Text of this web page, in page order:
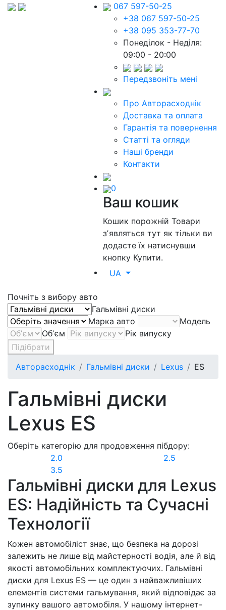
067 597-50-25
+38 067 597-50-25
+38 095 353-77-70
Понеділок - Неділя:
09:00 - 20:00
Передзвоніть мені
Про Авторасходнік
Доставка та оплата
Гарантія та повернення
Статті та огляди
Наші бренди
Контакти
0
Ваш кошик
Кошик порожнійТовари
зʼявляться тут як тільки ви
додасте їх натиснувши
кнопку Купити.
UA
Почніть з вибору авто
Гальмівні диски
Марка авто
Модель
Обʼєм
Рік випуску
Підібрати
Авторасходнік
Гальмівні диски Lexus ES
Гальмівні диски
Lexus ES
Оберіть категорію для продовження пібдору:
2.0
2.5
3.5
Гальмівні диски для Lexus
ES: Надійність та Сучасні
Технології
Кожен автомобіліст знає, що безпека на дорозі
залежить не лише від майстерності водія, але й від
якості автомобільних комплектуючих. Гальмівні
диски для Lexus ES — це один з найважливіших
елементів системи гальмування, який відповідає за
зупинку вашого автомобіля. У нашому інтернет-